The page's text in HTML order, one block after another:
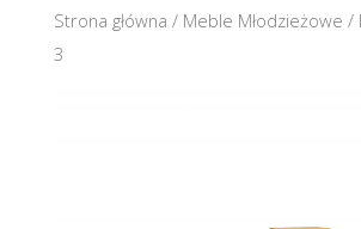
Strona główna / Meble Młodzieżowe /
3